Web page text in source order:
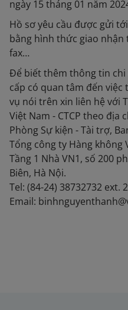
ngày 15 tháng 01 năm
Hồ sơ yêu cầu được gửi
bằng hình thức giao
fax…
Để biết thêm thông tin chi
cấp có quan tâm đến việc
vụ nói trên xin liên hệ với
Việt Nam - CTCP theo địa
Phòng Sự kiện - Tài trợ,
Tổng công ty Hàng không
Tầng 1 Nhà VN1, số 200
Biên, Hà Nội.
Tel: (84-24) 38732732 ext.
Email: